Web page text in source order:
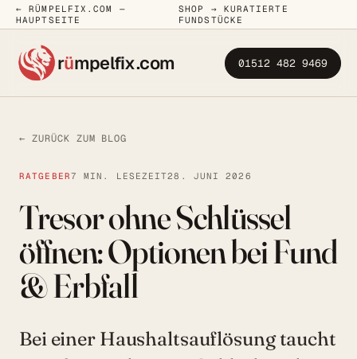
← RÜMPELFIX.COM —
HAUPTSEITE
SHOP → KURATIERTE
FUNDSTÜCKE
rümpelfix.com 01512 482 9469
← ZURÜCK ZUM BLOG
RATGEBER7 MIN. LESEZEIT28. JUNI 2026
Tresor ohne Schlüssel
öffnen: Optionen bei Fund
& Erbfall
Bei einer Haushaltsauflösung taucht